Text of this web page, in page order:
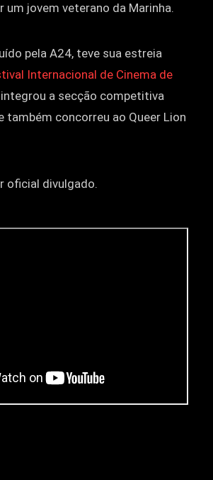
um jovem veterano da Marinha.
pela A24, teve sua estreia
Internacional de Cinema de
integrou a secção competitiva
também concorreu ao Queer Lion
oficial divulgado.